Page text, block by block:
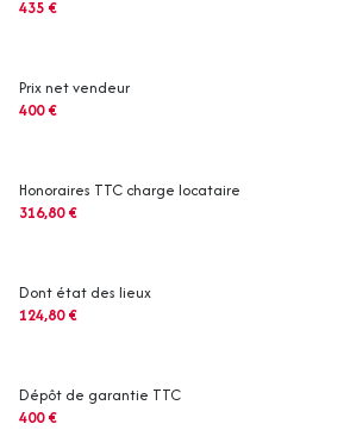
435 €
Prix net vendeur
400 €
Honoraires TTC charge locataire
316,80 €
Dont état des lieux
124,80 €
Dépôt de garantie TTC
400 €